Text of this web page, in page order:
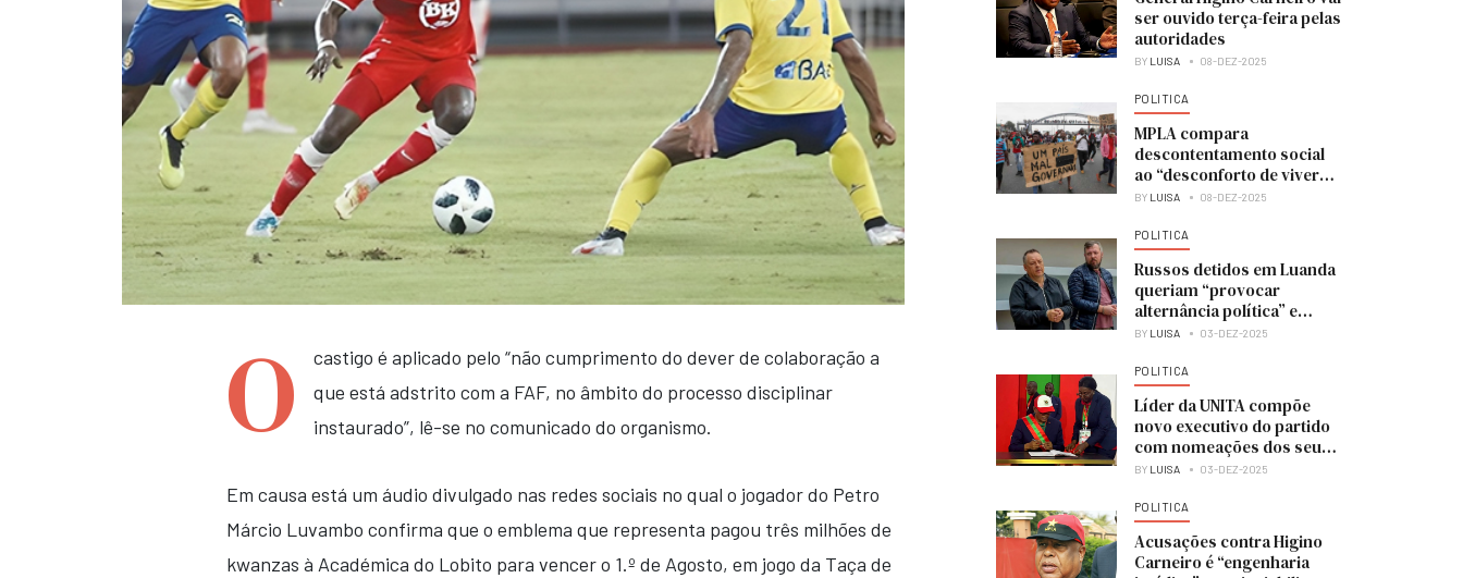
O
castigo é aplicado pelo “não cumprimento do dever de colaboração a
que está adstrito com a FAF, no âmbito do processo disciplinar
instaurado”, lê-se no comunicado do organismo.
Em causa está um áudio divulgado nas redes sociais no qual o jogador do Petro
Márcio Luvambo confirma que o emblema que representa pagou três milhões de
kwanzas à Académica do Lobito para vencer o 1.º de Agosto, em jogo da Taça de
ser ouvido terça-feira pelas
autoridades
BY LUISA 08-DEZ-2025
POLITICA
MPLA compara
descontentamento social
ao “desconforto de viver
numa casa em obras”
BY LUISA 08-DEZ-2025
POLITICA
Russos detidos em Luanda
queriam “provocar
alternância política” e
colocar UNITA no poder
BY LUISA 03-DEZ-2025
POLITICA
Líder da UNITA compõe
novo executivo do partido
com nomeações dos seus
membros
BY LUISA 03-DEZ-2025
POLITICA
Acusações contra Higino
Carneiro é “engenharia